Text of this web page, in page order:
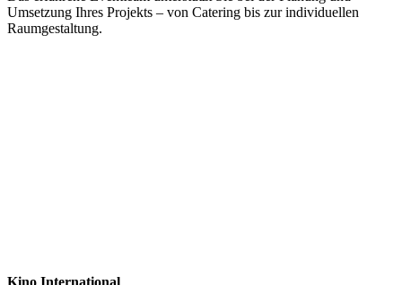
Umsetzung Ihres Projekts – von Catering bis zur individuellen
Raumgestaltung.